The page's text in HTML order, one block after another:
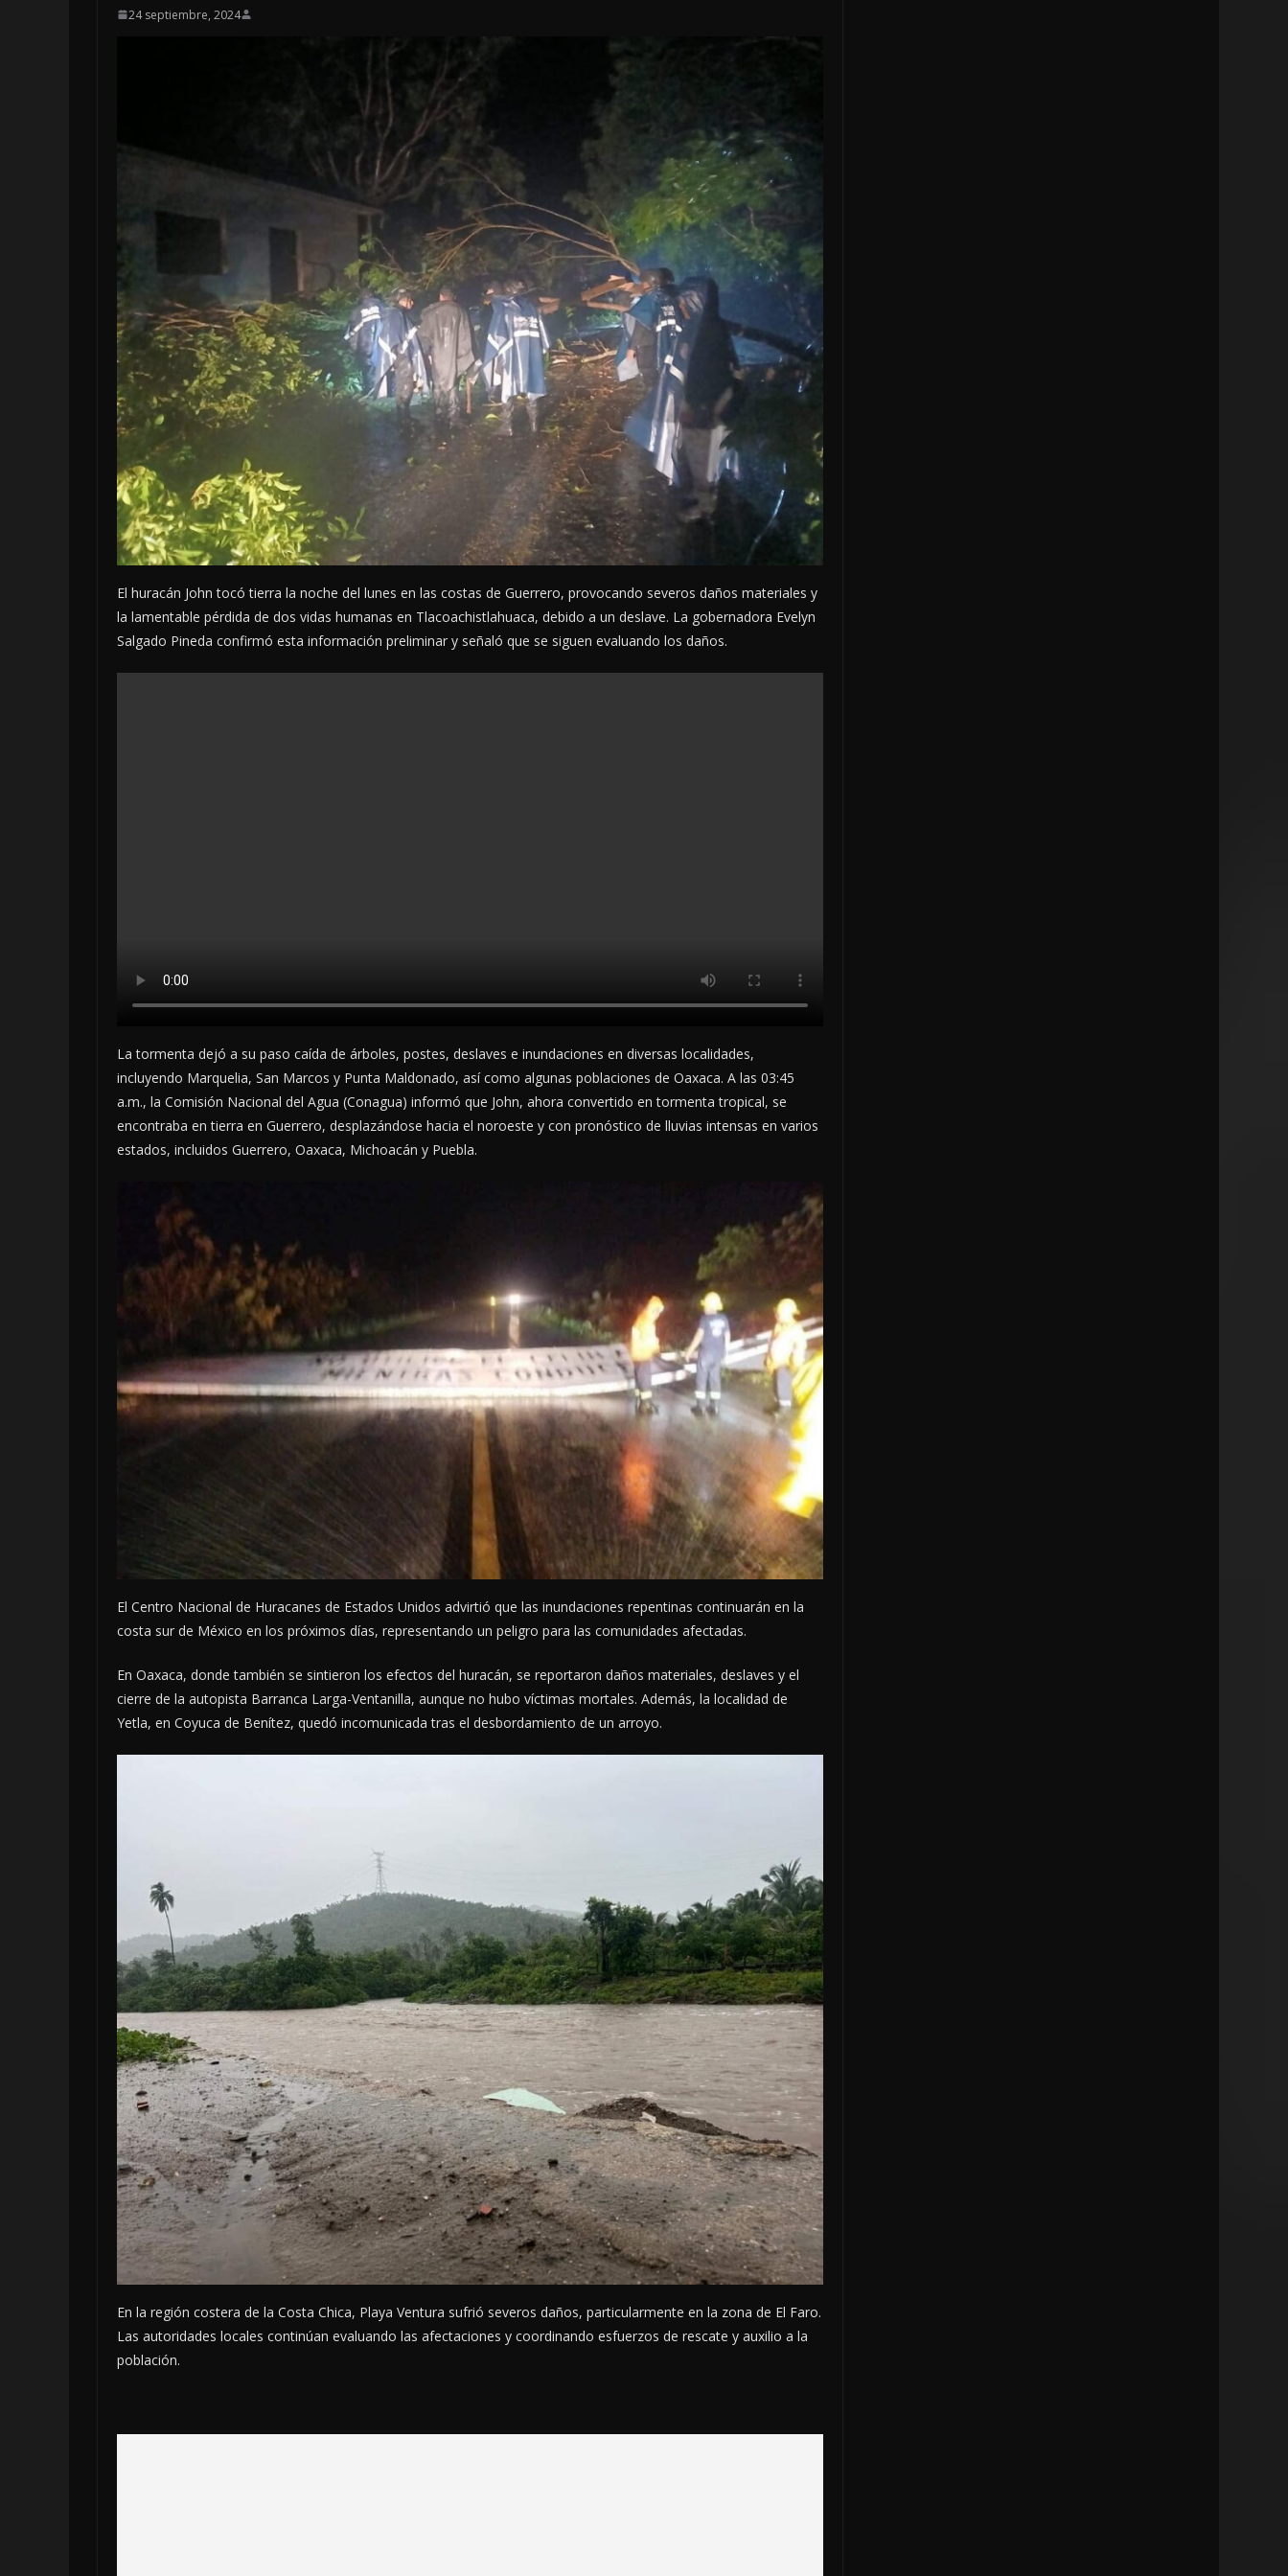
24 septiembre, 2024
El huracán John tocó tierra la noche del lunes en las costas de Guerrero, provocando severos daños materiales y
la lamentable pérdida de dos vidas humanas en Tlacoachistlahuaca, debido a un deslave. La gobernadora Evelyn
Salgado Pineda confirmó esta información preliminar y señaló que se siguen evaluando los daños.
La tormenta dejó a su paso caída de árboles, postes, deslaves e inundaciones en diversas localidades,
incluyendo Marquelia, San Marcos y Punta Maldonado, así como algunas poblaciones de Oaxaca. A las 03:45
a.m., la Comisión Nacional del Agua (Conagua) informó que John, ahora convertido en tormenta tropical, se
encontraba en tierra en Guerrero, desplazándose hacia el noroeste y con pronóstico de lluvias intensas en varios
estados, incluidos Guerrero, Oaxaca, Michoacán y Puebla.
El Centro Nacional de Huracanes de Estados Unidos advirtió que las inundaciones repentinas continuarán en la
costa sur de México en los próximos días, representando un peligro para las comunidades afectadas.
En Oaxaca, donde también se sintieron los efectos del huracán, se reportaron daños materiales, deslaves y el
cierre de la autopista Barranca Larga-Ventanilla, aunque no hubo víctimas mortales. Además, la localidad de
Yetla, en Coyuca de Benítez, quedó incomunicada tras el desbordamiento de un arroyo.
En la región costera de la Costa Chica, Playa Ventura sufrió severos daños, particularmente en la zona de El Faro.
Las autoridades locales continúan evaluando las afectaciones y coordinando esfuerzos de rescate y auxilio a la
población.